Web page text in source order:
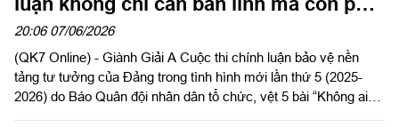
đi đến tận cùng đời sống”
20:06 07/06/2026
(QK7 Online) - Giành Giải A Cuộc thi chính luận bảo vệ nền
tảng tư tưởng của Đảng trong tình hình mới lần thứ 5 (2025-
2026) do Báo Quân đội nhân dân tổ chức, vệt 5 bài “Không ai